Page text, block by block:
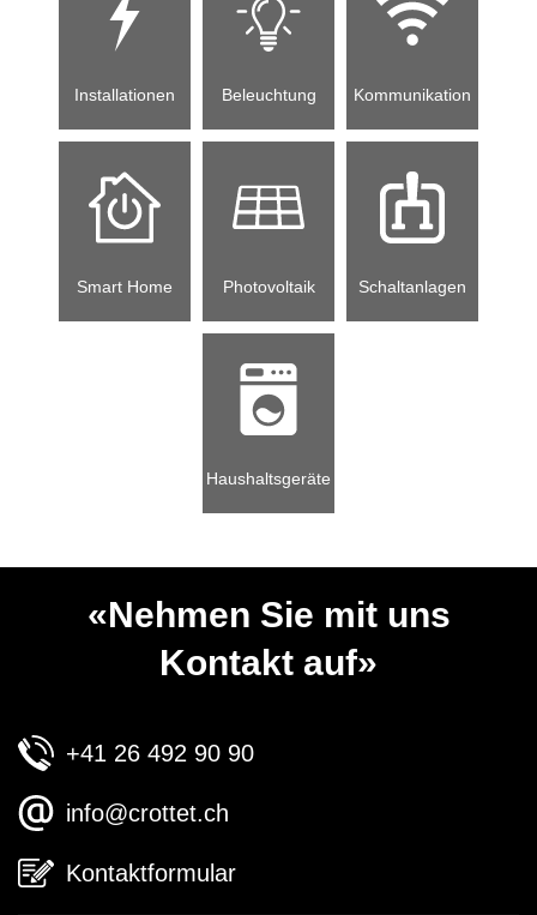
Installationen Beleuchtung Kommunikation
Smart Home Photovoltaik Schaltanlagen
Haushaltsgeräte
«Nehmen Sie mit uns
Kontakt auf»
+41 26 492 90 90
info@crottet.ch
Kontaktformular